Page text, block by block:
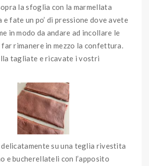
la sfoglia con la marmellata
e fate un po’ di pressione dove avete
in modo da andare ad incollare le
rimanere in mezzo la confettura.
tagliate e ricavate i vostri
su una teglia rivestita
e bucherellateli con l’apposito